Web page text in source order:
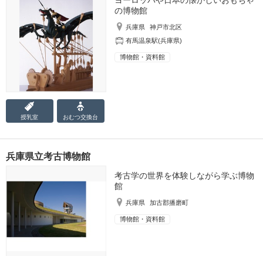
の博物館
兵庫県
神戸市北区
有馬温泉駅(兵庫県)
博物館・資料館
授乳室 おむつ交換台
兵庫県立考古博物館
考古学の世界を体験しながら学ぶ博物
館
兵庫県 加古郡播磨町
博物館・資料館